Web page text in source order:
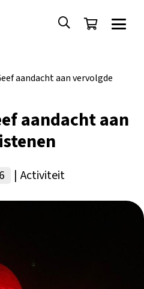
aandacht aan vervolgde
aandacht aan
| Activiteit